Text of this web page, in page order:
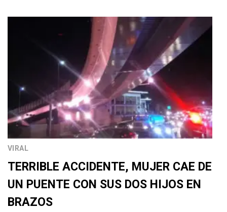
VIRAL
TERRIBLE ACCIDENTE, MUJER CAE DE
UN PUENTE CON SUS DOS HIJOS EN
BRAZOS